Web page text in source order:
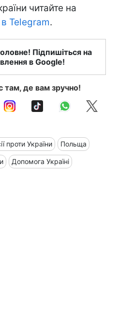
читайте на
Telegram.
Підпишіться на
в Google!
там, де вам зручно!
проти України Польща
Допомога Україні